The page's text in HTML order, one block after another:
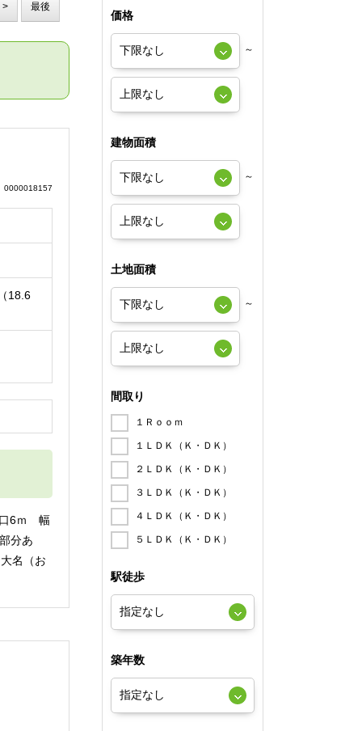
> 最後
0000018157
18.6
口6ｍ 幅
分あ
名（お
価格
～
建物面積
～
土地面積
～
間取り
１Ｒｏｏｍ
１ＬＤＫ（Ｋ・ＤＫ）
２ＬＤＫ（Ｋ・ＤＫ）
３ＬＤＫ（Ｋ・ＤＫ）
４ＬＤＫ（Ｋ・ＤＫ）
５ＬＤＫ（Ｋ・ＤＫ）
駅徒歩
築年数